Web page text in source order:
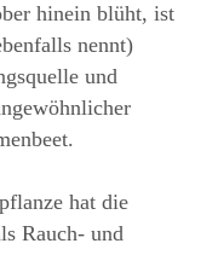
hinein blüht, ist
nennt)
und
hat die
Rauch- und